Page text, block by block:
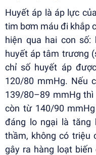
Huyết áp là áp lực
tim bơm máu đi khắp
hiện qua hai con
huyết áp tâm trương
chỉ số huyết áp
120/80 mmHg. Nếu
139/80–89 mmHg
còn từ 140/90
đáng lo ngại là tăng
thầm, không có triệu
gây ra hàng loạt